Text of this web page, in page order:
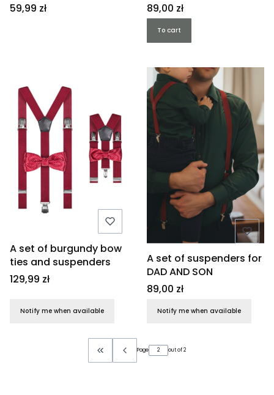
Price
59,99 zł
Price
89,00 zł
To cart
A set of burgundy bow
ties and suspenders
Price
129,99 zł
Notify me when available
A set of suspenders for
DAD AND SON
Price
89,00 zł
Notify me when available
Return to the first product page
Page out of 2